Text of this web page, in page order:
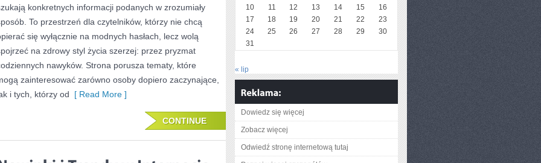
ŻYWIENIOWE
konkretnych informacji podanych w zrozumiały
To przestrzeń dla czytelników, którzy nie chcą
się wyłącznie na modnych hasłach, lecz wolą
na zdrowy styl życia szerzej: przez pryzmat
nawyków. Strona porusza tematy, które
zainteresować zarówno osoby dopiero zaczynające,
i tych, którzy od [ Read More ]
CONTINUE
10
11 12 13 14 15
16
17
18 19 20 21 22
23
24
25 26 27 28 29
30
31
« lip
Dowiedz się więcej
Zobacz więcej
Odwiedź stronę internetową tutaj